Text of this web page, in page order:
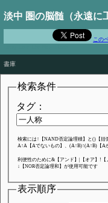
淡中 圏の脳髄（永遠に
この
書庫
検索条件
タグ：
検索には↑【NAND否定論理積】と()【括
A↑A【Aでないもの】、(A↑B)↑(A↑B)【A
利便性のために&【アンド】|【オア】!
↓【NOR否定論理和】が使用可能です
表示順序